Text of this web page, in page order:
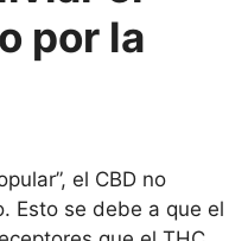
por la
el CBD no
Esto se debe a que el